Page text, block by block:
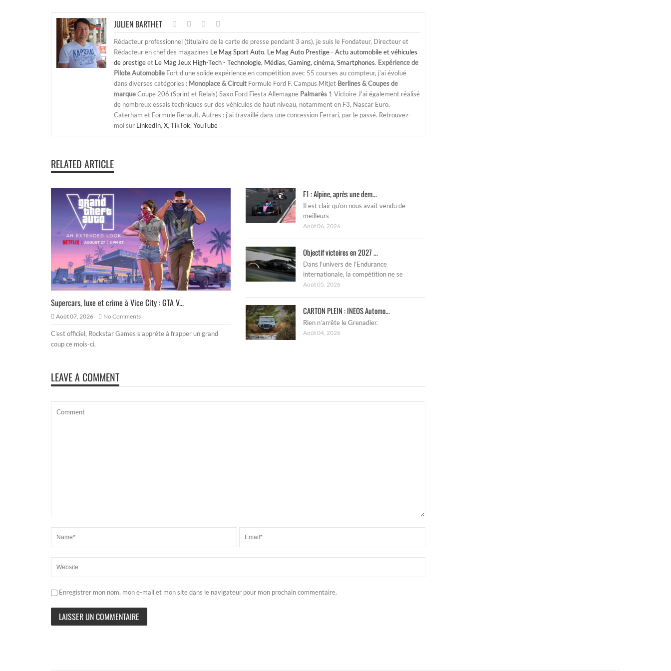
JULIEN BARTHET
Rédacteur professionnel (titulaire de la carte de presse pendant 3 ans), je suis le Fondateur, Directeur et
Rédacteur en chef des magazines Le Mag Sport Auto, Le Mag Auto Prestige - Actu automobile et véhicules
de prestigeet Le Mag Jeux High-Tech - Technologie, Médias, Gaming, cinéma, Smartphones. Expérience de
Pilote Automobile Fort d'une solide expérience en compétition avec 55 courses au compteur, j'ai évolué
dans diverses catégories : Monoplace & Circuit Formule Ford F. Campus Mitjet Berlines & Coupes de
marqueCoupe 206 (Sprint et Relais) Saxo Ford Fiesta Allemagne Palmarès 1 Victoire J'ai également réalisé
de nombreux essais techniques sur des véhicules de haut niveau, notamment en F3, Nascar Euro,
Caterham et Formule Renault. Autres : j'ai travaillé dans une concession Ferrari, par le passé. Retrouvez-
moi sur LinkedIn, X, TikTok, YouTube
RELATED ARTICLE
Supercars, luxe et crime à Vice City : GTA V...
Août 07, 2026 No Comments
C’est officiel, Rockstar Games s’apprête à frapper un grand
coup ce mois-ci.
F1 : Alpine, après une dem...
Il est clair qu’on nous avait vendu de
meilleurs
Août 06, 2026
Objectif victoires en 2027 ...
Dans l’univers de l’Endurance
internationale, la compétition ne se
Août 05, 2026
CARTON PLEIN : INEOS Automo...
Rien n’arrête le Grenadier.
Août 04, 2026
LEAVE A COMMENT
Enregistrer mon nom, mon e-mail et mon site dans le navigateur pour mon prochain commentaire.